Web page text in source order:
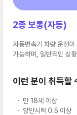
2종 보통(자동)
자동변속기 차량 운전
가능하며, 일반적인 상
이런 분이 취득할
만 18세 이상
양안시력 0.5 이상